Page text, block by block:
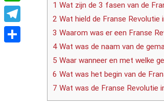
1 Wat zijn de 3 fasen van de
2 Wat hield de Franse Revolutie
3 Waarom was er een Franse
4 Wat was de naam van de
5 Waar wanneer en met welke
6 Wat was het begin van de
7 Wat was de Franse Revolutie
WhatsApp
Telegram